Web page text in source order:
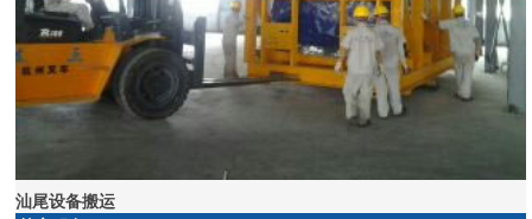
汕尾设备搬运